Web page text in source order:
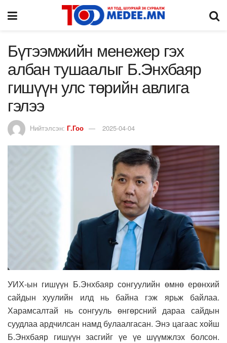
Бүтээмжийн менежер гэх
албан тушаалыг Б.Энхбаяр
гишүүн улс төрийн авлига
гэлээ
Нийтэлсэн: Г.Гоо 2025-04-04
УИХ-ын гишүүн Б.Энхбаяр сонгуулийн өмнө ерөнхий
сайдын хуулийн илд нь байна гэж ярьж байлаа.
Харамсалтай нь сонгууль өнгөрсний дараа сайдын
суудлаа ардчилсан намд булаалгасан. Энэ цагаас хойш
Б.Энхбаяр гишүүн засгийг үе үе шүүмжлэх болсон.